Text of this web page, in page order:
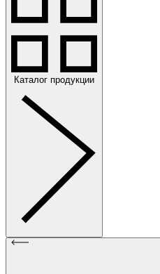
Каталог продукции